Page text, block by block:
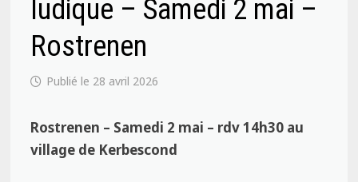
ludique – Samedi 2 mai –
Rostrenen
28 avril 2026
Rostrenen – Samedi 2 mai – rdv 14h30 au
village de Kerbescond